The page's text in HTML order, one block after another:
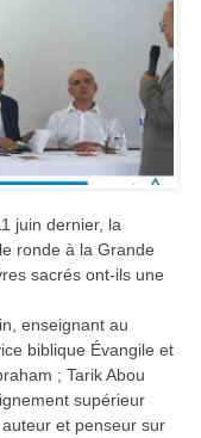
juin dernier, la
ronde à la Grande
sacrés ont-ils une
enseignant au
biblique Évangile et
; Tarik Abou
supérieur
et penseur sur